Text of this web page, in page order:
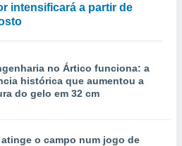
intensificará a partir de
no Ártico funciona: a
histórica que aumentou a
do gelo em 32 cm
atinge o campo num jogo de